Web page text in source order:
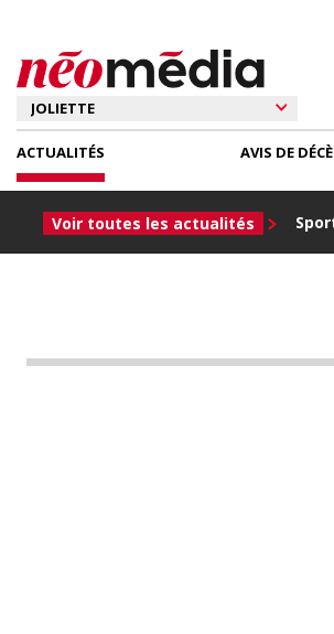
ACTUALITÉS
Voir toutes les actualités
AVIS DE